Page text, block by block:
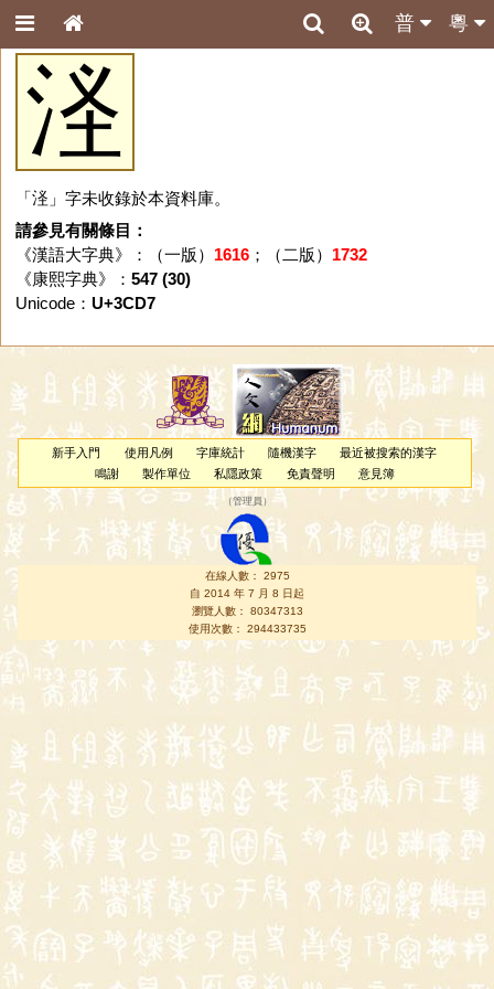
粵
普
㳗
「㳗」字未收錄於本資料庫。
請參見有關條目：
《漢語大字典》：（一版） 1616；（二版） 1732
《康熙字典》： 547 (30)
Unicode： U+3CD7
新手入門 使用凡例 字庫統計 隨機漢字
最近被搜索的漢字
鳴謝
製作單位 私隱政策 免責聲明 意見簿
（管理員 ）
在線人數： 2975
自 2014 年 7 月 8 日起
瀏覽人數： 80347313
使用次數： 294433735